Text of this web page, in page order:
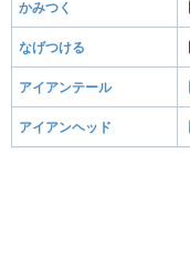
かみつく
なげつける
アイアンテール
アイアンヘッド